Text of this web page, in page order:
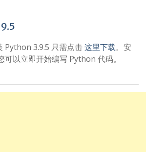
Python 3.9.5 只需点击这里下载。安
可以立即开始编写 Python 代码。